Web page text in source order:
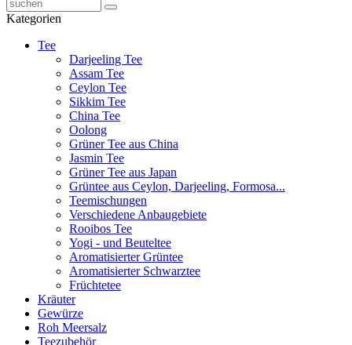
Kategorien
Tee
Darjeeling Tee
Assam Tee
Ceylon Tee
Sikkim Tee
China Tee
Oolong
Grüner Tee aus China
Jasmin Tee
Grüner Tee aus Japan
Grüntee aus Ceylon, Darjeeling, Formosa...
Teemischungen
Verschiedene Anbaugebiete
Rooibos Tee
Yogi - und Beuteltee
Aromatisierter Grüntee
Aromatisierter Schwarztee
Früchtetee
Kräuter
Gewürze
Roh Meersalz
Teezubehör